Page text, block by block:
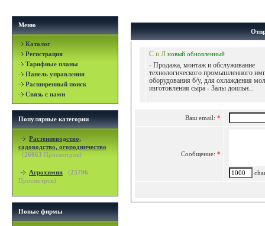
Меню
Каталог
Регистрация
Тарифные планы
Панель управления
Расширенный поиск
Связь с нами
Популярные категории
Растениеводство,
садоводство, огородничество
(26063 Просмотров)
Агрохимия (25796
Просмотров)
Новые фирмы
С и Л новый обновленный
- Продажа, монтаж и обслуживание
технологического промышленного
оборудования б/у, для охлаждения
изготовления сыра - Залы доильн...
Ваш email: *
Сообщение: *